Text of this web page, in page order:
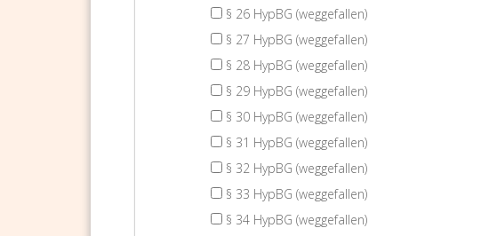
§ 26 HypBG (weggefallen)
§ 27 HypBG (weggefallen)
§ 28 HypBG (weggefallen)
§ 29 HypBG (weggefallen)
§ 30 HypBG (weggefallen)
§ 31 HypBG (weggefallen)
§ 32 HypBG (weggefallen)
§ 33 HypBG (weggefallen)
§ 34 HypBG (weggefallen)